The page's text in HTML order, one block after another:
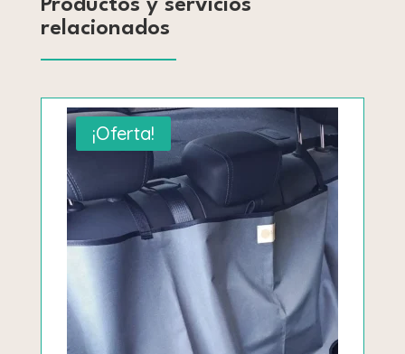
Productos y servicios
relacionados
¡Oferta!